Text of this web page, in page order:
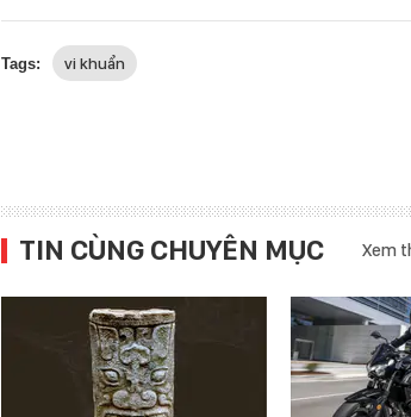
Tags: vi khuẩn
TIN CÙNG CHUYÊN MỤC Xem